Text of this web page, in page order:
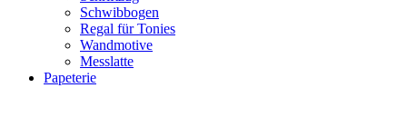
Schwibbogen
Regal für Tonies
Wandmotive
Messlatte
Papeterie